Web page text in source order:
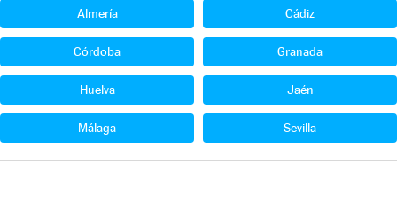
Almería Cádiz
Córdoba Granada
Huelva Jaén
Málaga Sevilla